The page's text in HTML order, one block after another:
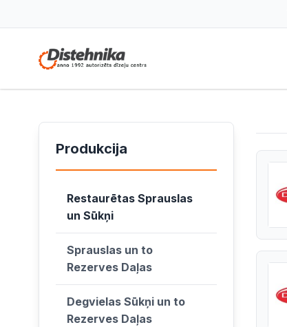
Produkcija
Restaurētas Sprauslas
un Sūkņi
Sprauslas un to
Rezerves Daļas
Degvielas Sūkņi un to
Rezerves Daļas